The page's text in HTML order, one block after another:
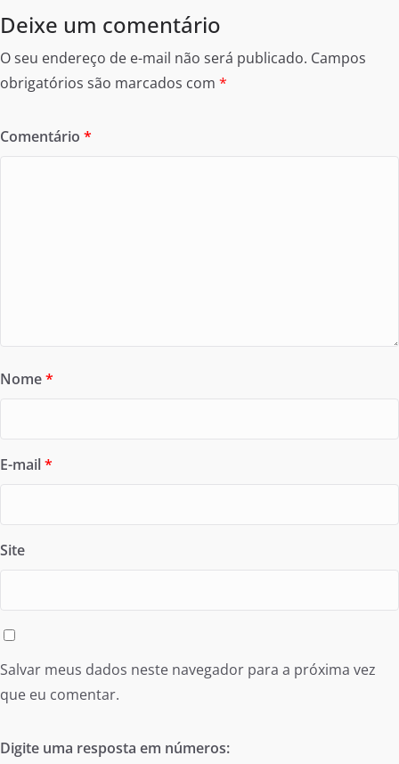
Deixe um comentário
O seu endereço de e-mail não será publicado. Campos
obrigatórios são marcados com *
Comentário *
Nome*
E-mail*
Site
Salvar meus dados neste navegador para a próxima vez
que eu comentar.
Digite uma resposta em números: